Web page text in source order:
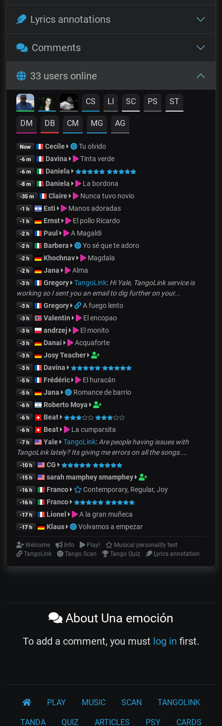
Lyrics annotations
Comments
33 users online
CS LI SC PS ST
DM DB CM MG AG
Now Cecile Tu olvido
-6 m Davina Tinta verde
-6 m Daniela
-8 m Daniela La bordona
-35 m Claire Nunca tuvo novio
-1 h Esti Manos adoradas
-1 h Ernst El pollo Ricardo
-2 h Paul A Magaldi
-2 h Barbera Yo sé que te adoro
-2 h Khochnav Magdala
-2 h Jana Alma
-3 h Gregory TangoLink: Hi Yale, TangoLink service is
working so I sent you an email to dig further on your...
-3 h Gregory A fuego lento
-3 h Valentin El encopao
-3 h andrzej El monito
-3 h Danai Acquaforte
-3 h Josy Teacher
-3 h Davina
-5 h Frédéric El huracán
-5 h Jana Romance de barrio
-6 h Roberto Moya
-6 h Beat
-6 h Beat La cumparsita
-7 h Yale TangoLink: Are people having issues with
TangoLink lately? Its giving me errors on all the songs....
-10 h CG
-15 h sarah mamphey smamphey
-16 h Franco Contemporary, Regular, Joy
-16 h Franco
-17 h Lionel A la gran muñeca
-17 h Klaus Volvamos a empezar
Welcome Info Play!
Musical personality test
TangoLink
Tango Scan Tango Quiz Lyrics annotation
About Una emoción
To add a comment, you must log in first.
PLAY MUSIC SCAN TANGOLINK
TANDA QUIZ ARTICLES PSY CARDS